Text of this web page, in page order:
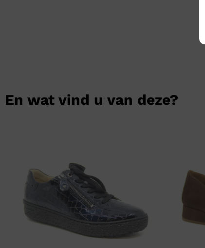
En wat vind u van deze?